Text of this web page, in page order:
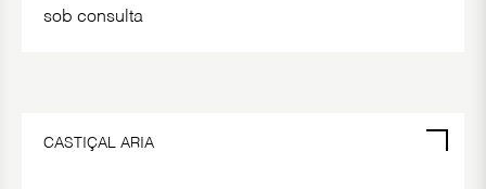
sob consulta
CASTIÇAL ARIA